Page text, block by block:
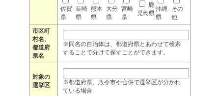
佐賀
県
長崎
県
熊本
県
大分
県
宮崎
県
鹿
児島県
沖縄
県
その
他
市区町
村名、
都道府
県名
※同名の自治体は、都道府県とあわせて検索
することで分けて探すことができます。
対象の
選挙区
※都道府県、政令市や合併で選挙区が分かれ
ている場合